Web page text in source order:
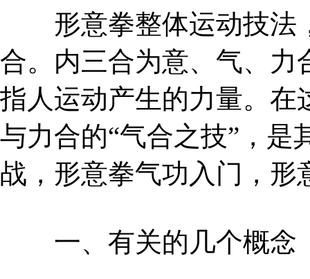
形意拳整体运动技法
合。内三合为意、气、力
指人运动产生的力量。在
与力合的“气合之技”，是
战，形意拳气功入门，形
一、有关的几个概念